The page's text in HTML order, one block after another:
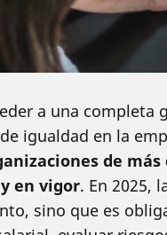
a una completa
igualdad en la
de
en vigor. En 2025,
sino que es